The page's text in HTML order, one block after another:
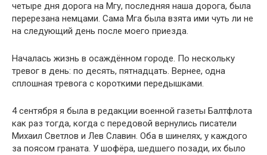
четыре дня дорога на Мгу, последняя наша дорога, была
перерезана немцами. Сама Мга была взята ими чуть ли не
на следующий день после моего приезда.
Началась жизнь в осаждённом городе. По нескольку
тревог в день: по десять, пятнадцать. Вернее, одна
сплошная тревога с короткими передышками.
4 сентября я была в редакции военной газеты Балтфлота
как раз тогда, когда с передовой вернулись писатели
Михаил Светлов и Лев Славин. Оба в шинелях, у каждого
за поясом граната. У шофёра, шедшего позади, их было